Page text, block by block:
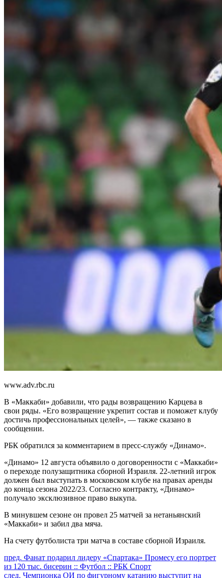
www.adv.rbc.ru
В «Маккаби» добавили, что рады возвращению Карцева в
свои ряды. «Его возвращение укрепит состав и поможет клубу
достичь профессиональных целей», — также сказано в
сообщении.
РБК обратился за комментарием в пресс-службу «Динамо».
«Динамо» 12 августа объявило о договоренности с «Маккаби»
о переходе полузащитника сборной Израиля. 22-летний игрок
должен был выступать в московском клубе на правах аренды
до конца сезона 2022/23. Согласно контракту, «Динамо»
получало эксклюзивное право выкупа.
В минувшем сезоне он провел 25 матчей за нетаньянский
«Маккаби» и забил два мяча.
На счету футболиста три матча в составе сборной Израиля.
Продолжить
чтение
пред. Фанат подарил лидеру «Спартака» Промесу его портрет
из 120 тыс. бисерин :: Футбол :: РБК Спорт
след. Чемпионка ОИ по фигурному катанию выступит на